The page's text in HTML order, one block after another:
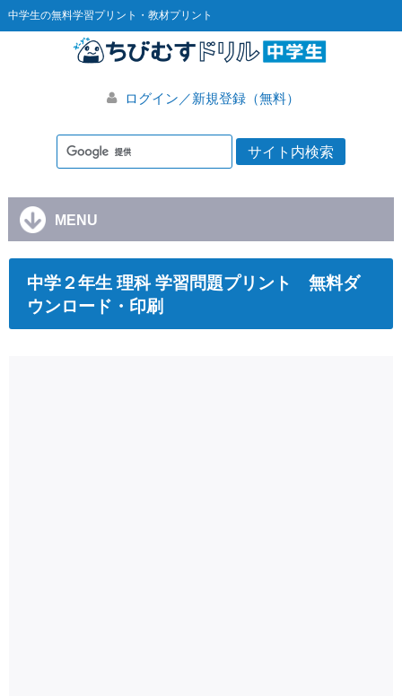
中学生の無料学習プリント・教材プリント
ログイン／新規登録（無料）
MENU
中学２年生 理科 学習問題プリント 無料ダ
ウンロード・印刷